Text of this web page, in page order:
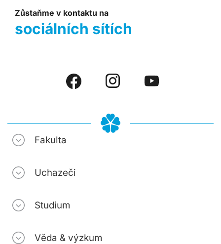
Zůstaňme v kontaktu na
sociálních sítích
Fakulta
Uchazeči
Studium
Věda & výzkum